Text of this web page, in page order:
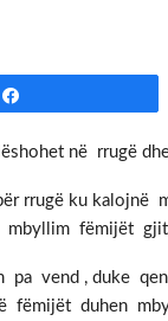
në rrugë
rrugë ku
fëmijët
pa vend , duke
duhen